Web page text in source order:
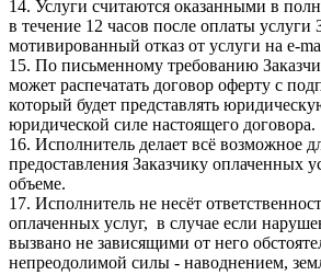
14. Услуги считаются оказанными в
в течение 12 часов после оплаты услуги
мотивированный отказ от услуги на e-
15. По письменному требованию
может распечатать договор оферту с
который будет представлять
юридической силе настоящего договора.
16. Исполнитель делает всё возможное
предоставления Заказчику оплаченных
объеме.
17. Исполнитель не несёт
оплаченных услуг, в случае если
вызвано не зависящими от него
непреодолимой силы - наводнением,